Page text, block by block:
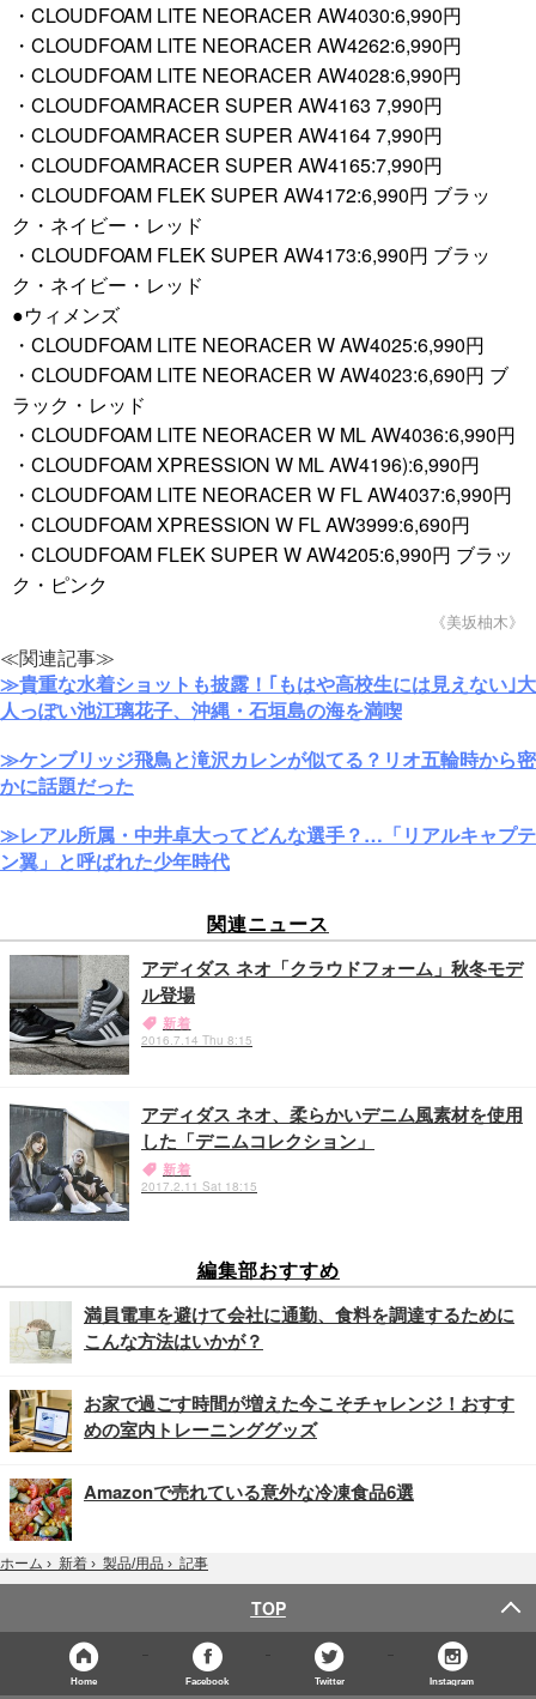
・CLOUDFOAM LITE NEORACER AW4030:6,990円
・CLOUDFOAM LITE NEORACER AW4262:6,990円
・CLOUDFOAM LITE NEORACER AW4028:6,990円
・CLOUDFOAMRACER SUPER AW4163 7,990円
・CLOUDFOAMRACER SUPER AW4164 7,990円
・CLOUDFOAMRACER SUPER AW4165:7,990円
・CLOUDFOAM FLEK SUPER AW4172:6,990円 ブラッ
ク・ネイビー・レッド
・CLOUDFOAM FLEK SUPER AW4173:6,990円 ブラッ
ク・ネイビー・レッド
●ウィメンズ
・CLOUDFOAM LITE NEORACER W AW4025:6,990円
・CLOUDFOAM LITE NEORACER W AW4023:6,690円 ブ
ラック・レッド
・CLOUDFOAM LITE NEORACER W ML AW4036:6,990円
・CLOUDFOAM XPRESSION W ML AW4196):6,990円
・CLOUDFOAM LITE NEORACER W FL AW4037:6,990円
・CLOUDFOAM XPRESSION W FL AW3999:6,690円
・CLOUDFOAM FLEK SUPER W AW4205:6,990円 ブラッ
ク・ピンク
《美坂柚木》
≪関連記事≫
≫貴重な水着ショットも披露！｢もはや高校生には見えない｣大
人っぽい池江璃花子、沖縄・石垣島の海を満喫
≫ケンブリッジ飛鳥と滝沢カレンが似てる？リオ五輪時から密
かに話題だった
≫レアル所属・中井卓大ってどんな選手？…「リアルキャプテ
ン翼」と呼ばれた少年時代
関連ニュース
アディダス ネオ「クラウドフォーム」秋冬モデ
ル登場
新着
2016.7.14 Thu 8:15
アディダス ネオ、柔らかいデニム風素材を使用
した「デニムコレクション」
新着
2017.2.11 Sat 18:15
編集部おすすめ
満員電車を避けて会社に通勤、食料を調達するために
こんな方法はいかが？
お家で過ごす時間が増えた今こそチャレンジ！おすす
めの室内トレーニンググッズ
Amazonで売れている意外な冷凍食品6選
ホーム › 新着 › 製品/用品 › 記事
TOP
Home Facebook Twitter Instagram